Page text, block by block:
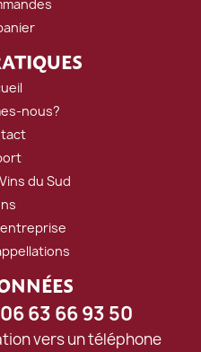
nous?
du Sud
06 63 66 93 50
vers un téléphone